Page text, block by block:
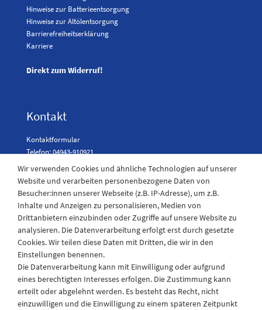
Hinweise zur Batterieentsorgung
Hinweise zur Altölentsorgung
Barrierefreiheitserklärung
Karriere
Direkt zum Widerruf!
Kontakt
Kontaktformular
Telefon: 04943-910921
Laden Öffnungszeiten
Montag - Freitag
08:30 - 12:30 und 13.00 - 17.30 Uhr
Samstags
08:30 bis 12:30 Uhr
Wir verwenden Cookies und ähnliche Technologien auf unserer
Website und verarbeiten personenbezogene Daten von
Besucher:innen unserer Webseite (z.B. IP-Adresse), um z.B.
Inhalte und Anzeigen zu personalisieren, Medien von
Drittanbietern einzubinden oder Zugriffe auf unsere Website zu
analysieren. Die Datenverarbeitung erfolgt erst durch gesetzte
Cookies. Wir teilen diese Daten mit Dritten, die wir in den
Einstellungen benennen.
Die Datenverarbeitung kann mit Einwilligung oder aufgrund
eines berechtigten Interesses erfolgen. Die Zustimmung kann
erteilt oder abgelehnt werden. Es besteht das Recht, nicht
einzuwilligen und die Einwilligung zu einem späteren Zeitpunkt